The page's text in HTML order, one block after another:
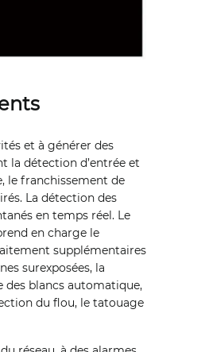
et à générer des
la détection d’entrée et
le franchissement de
La détection des
en temps réel. Le
en charge le
supplémentaires
surexposées, la
des blancs automatique,
du flou, le tatouage